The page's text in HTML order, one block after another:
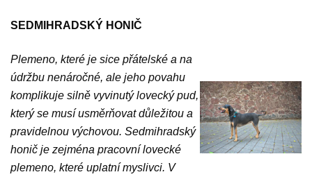
SEDMIHRADSKÝ HONIČ
Plemeno, které je sice přátelské a na
údržbu nenáročné, ale jeho povahu
komplikuje silně vyvinutý lovecký pud,
který se musí usměrňovat důležitou a
pravidelnou výchovou. Sedmihradský
honič je zejména pracovní lovecké
plemeno, které uplatní myslivci. V